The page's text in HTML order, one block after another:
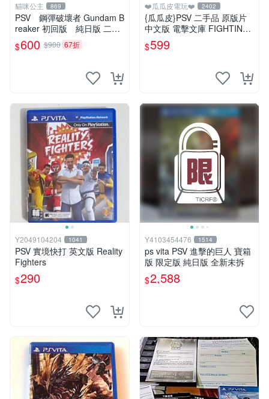
貓咪公主 869
PSV 鋼彈破壞者 Gundam B
reaker 初回版 純日版 二手
品
$600 $900 67折
❤️瓜瓜皮電玩❤️ 2402
{瓜瓜皮}PSV 二手品 原版片
中文版 電擊文庫 FIGHTING
CLIMAX(遊戲都有回收)
$599
Y2049104204 1041
PSV 實境快打 英文版 Reality
Fighters
$290
Y4103454476 1514
ps vita PSV 進擊的巨人 寶箱
版 限定版 純日版 全新未拆
$2,588